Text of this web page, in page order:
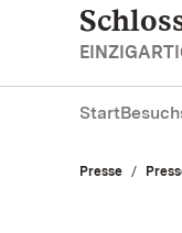
Start
Presse